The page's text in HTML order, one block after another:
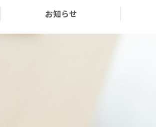
お知らせ